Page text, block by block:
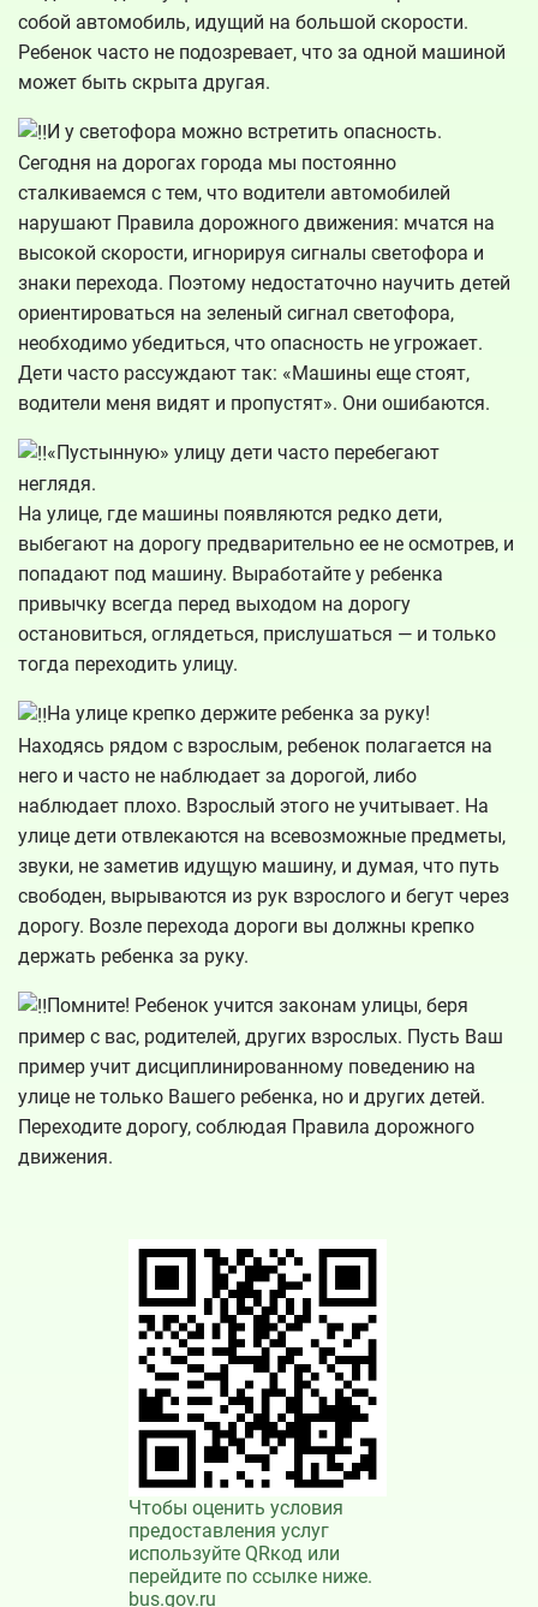
собой автомобиль, идущий на большой скорости.
Ребенок часто не подозревает, что за одной машиной
может быть скрыта другая.
И у светофора можно встретить опасность.
Сегодня на дорогах города мы постоянно
сталкиваемся с тем, что водители автомобилей
нарушают Правила дорожного движения: мчатся на
высокой скорости, игнорируя сигналы светофора и
знаки перехода. Поэтому недостаточно научить детей
ориентироваться на зеленый сигнал светофора,
необходимо убедиться, что опасность не угрожает.
Дети часто рассуждают так: «Машины еще стоят,
водители меня видят и пропустят». Они ошибаются.
«Пустынную» улицу дети часто перебегают
неглядя.
На улице, где машины появляются редко дети,
выбегают на дорогу предварительно ее не осмотрев, и
попадают под машину. Выработайте у ребенка
привычку всегда перед выходом на дорогу
остановиться, оглядеться, прислушаться — и только
тогда переходить улицу.
На улице крепко держите ребенка за руку!
Находясь рядом с взрослым, ребенок полагается на
него и часто не наблюдает за дорогой, либо
наблюдает плохо. Взрослый этого не учитывает. На
улице дети отвлекаются на всевозможные предметы,
звуки, не заметив идущую машину, и думая, что путь
свободен, вырываются из рук взрослого и бегут через
дорогу. Возле перехода дороги вы должны крепко
держать ребенка за руку.
Помните! Ребенок учится законам улицы, беря
пример с вас, родителей, других взрослых. Пусть Ваш
пример учит дисциплинированному поведению на
улице не только Вашего ребенка, но и других детей.
Переходите дорогу, соблюдая Правила дорожного
движения.
Чтобы оценить условия
предоставления услуг
используйте QRкод или
перейдите по ссылке ниже.
bus.gov.ru